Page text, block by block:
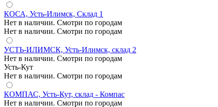
КОСА, Усть-Илимск, Склад 1
Нет в наличии. Смотри по городам
Нет в наличии. Смотри по городам
УСТЬ-ИЛИМСК, Усть-Илимск, склад 2
Нет в наличии. Смотри по городам
Усть-Кут
Нет в наличии. Смотри по городам
КОМПАС, Усть-Кут, склад - Компас
Нет в наличии. Смотри по городам